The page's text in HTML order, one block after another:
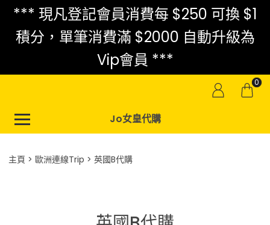
*** 現凡登記會員消費每 $250 可換 $1
積分，單筆消費滿 $2000 自動升級為
Vip會員 ***
0
Jo女皇代購
主頁 歐洲連線Trip 英國B代購